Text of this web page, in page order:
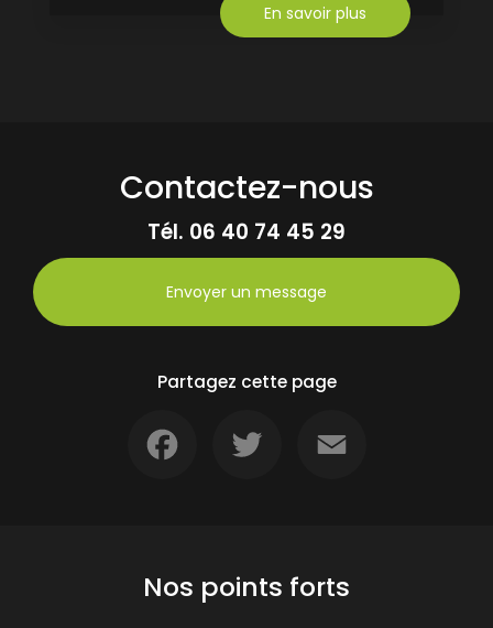
En savoir plus
Contactez-nous
Tél. 06 40 74 45 29
Envoyer un message
Partagez cette page
Nos points forts